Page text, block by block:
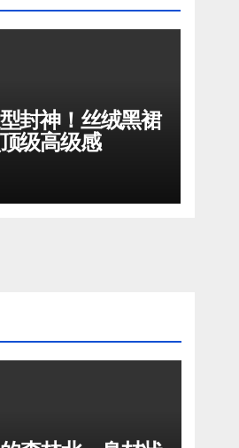
封神！丝绒黑裙
级高级感